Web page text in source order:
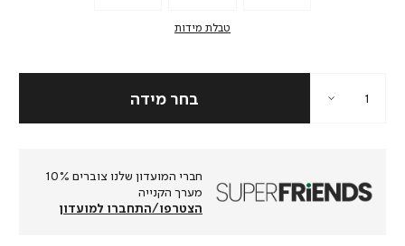
טבלת מידות
חברי המועדון שלנו צוברים 10%
מערך הקנייה
הצטרפו/התחברו למועדון